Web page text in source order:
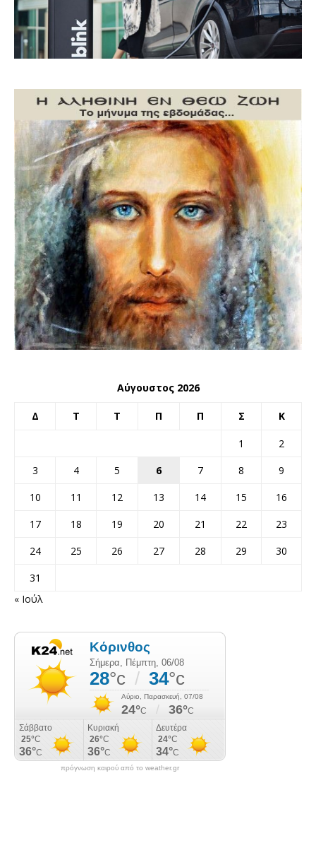
Αύγουστος 2026
Δ Τ Τ Π Π Σ Κ
1
2
3
4 5 6 7 8
9
10
11 12 13 14 15
16
17
18 19 20 21 22
23
24
25 26 27 28 29
30
31
« Ιούλ
πρόγνωση καιρού από το weather.gr